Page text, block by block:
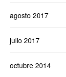
agosto 2017
julio 2017
octubre 2014